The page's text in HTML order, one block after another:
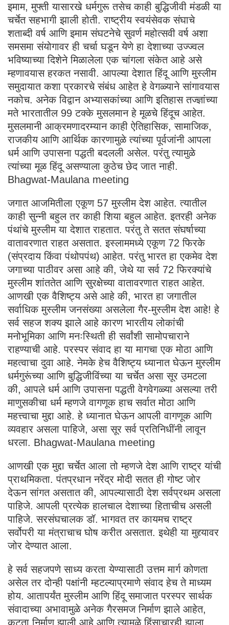
इमाम, मुफ्ती यासारखे धर्मगुरू तसेच काही बुद्धिजीवी मंडळी या
चर्चेत सहभागी झाली होती. राष्ट्रीय स्वयंसेवक संघाचे
शताब्दी वर्ष आणि इमाम संघटनेचे सुवर्ण महोत्सवी वर्ष अशा
समसमा संयोगावर ही चर्चा घडून येणे हा देशाच्या उज्ज्वल
भविष्याच्या दिशेने मिळालेला एक चांगला संकेत आहे असे
म्हणावयास हरकत नसावी. आपल्या देशात हिंदू आणि मुस्लीम
समुदायात कशा प्रकारचे संबंध आहेत हे वेगळ्याने सांगावयास
नकोच. अनेक विद्वान अभ्यासकांच्या आणि इतिहास तज्ज्ञांच्या
मते भारतातील 99 टक्के मुसलमान हे मूळचे हिंदूच आहेत.
मुसलमानी आक्रमणादरम्यान काही ऐतिहासिक, सामाजिक,
राजकीय आणि आर्थिक कारणामुळे त्यांच्या पूर्वजांनी आपला
धर्म आणि उपासना पद्धती बदलली असेल. परंतु त्यामुळे
त्यांच्या मूळ हिंदू असण्याला कुठेच छेद जात नाही.
Bhagwat-Maulana meeting
जगात आजमितीला एकूण 57 मुस्लीम देश आहेत. त्यातील
काही सुन्नी बहुल तर काही शिया बहुल आहेत. इतरही अनेक
पंथांचे मुस्लीम या देशात राहतात. परंतु ते सतत संघर्षाच्या
वातावरणात राहत असतात. इस्लाममध्ये एकूण 72 फिरके
(संप्रदाय किंवा पंथोपपंथ) आहेत. परंतु भारत हा एकमेव देश
जगाच्या पाठीवर असा आहे की, जेथे या सर्व 72 फिरक्यांचे
मुस्लीम शांततेत आणि सुरक्षेच्या वातावरणात राहत आहेत.
आणखी एक वैशिष्ट्य असे आहे की, भारत हा जगातील
सर्वाधिक मुस्लीम जनसंख्या असलेला गैर-मुस्लीम देश आहे! हे
सर्व सहज शक्य झाले आहे कारण भारतीय लोकांची
मनोभूमिका आणि मनःस्थिती ही सर्वांशी सामोपचाराने
राहण्याची आहे. परस्पर संवाद हा या मागचा एक मोठा आणि
महत्वाचा दुवा आहे. नेमके हेच वैशिष्ट्य ध्यानात घेऊन मुस्लीम
धर्मगुरूंच्या आणि बुद्धिजीविंच्या या चर्चेत असा सूर उमटला
की, आपले धर्म आणि उपासना पद्धती वेगवेगळ्या असल्या तरी
माणुसकीचा धर्म म्हणजे वागणूक हाच सर्वात मोठा आणि
महत्त्वाचा मुद्दा आहे. हे ध्यानात घेऊन आपली वागणूक आणि
व्यवहार असला पाहिजे, असा सूर सर्व प्रतिनिधींनी लावून
धरला. Bhagwat-Maulana meeting
आणखी एक मुद्दा चर्चेत आला तो म्हणजे देश आणि राष्ट्र यांची
प्राथमिकता. पंतप्रधान नरेंद्र मोदी सतत ही गोष्ट जोर
देऊन सांगत असतात की, आपल्यासाठी देश सर्वप्रथम असला
पाहिजे. आपली प्रत्येक हालचाल देशाच्या हिताचीच असली
पाहिजे. सरसंघचालक डॉ. भागवत तर कायमच राष्ट्र
सर्वोपरी या मंत्राचाच घोष करीत असतात. इथेही या मुद्द्यावर
जोर देण्यात आला.
हे सर्व सहजपणे साध्य करता येण्यासाठी उत्तम मार्ग कोणता
असेल तर दोन्ही पक्षांनी म्हटल्याप्रमाणे संवाद हेच ते माध्यम
होय. आतापर्यंत मुस्लीम आणि हिंदू समाजात परस्पर सार्थक
संवादाच्या अभावामुळे अनेक गैरसमज निर्माण झाले आहेत,
कटुता निर्माण झाली आहे आणि त्यामुळे हिंसाचारही झाला